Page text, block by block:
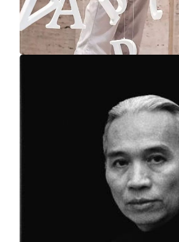
澳门美高梅
混合体
刘建华